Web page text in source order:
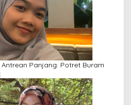
Panjang: Potret Buram